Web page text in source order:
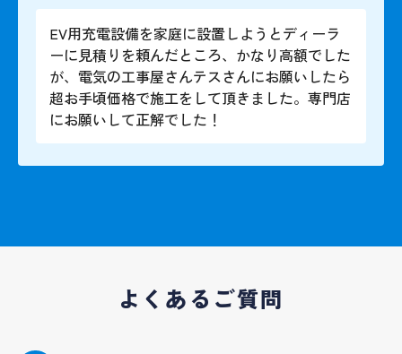
EV用充電設備を家庭に設置しようとディーラ
ーに見積りを頼んだところ、かなり高額でした
が、電気の工事屋さんテスさんにお願いしたら
超お手頃価格で施工をして頂きました。専門店
にお願いして正解でした！
よくあるご質問